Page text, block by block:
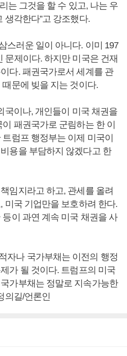
는 그것을 할 수 있고, 나는 우
생각한다”고 강조했다.
스러운 일이 아니다. 이미 197
문제이다. 하지만 미국은 건재
다. 패권국가로서 세계를 관
문에 빚을 지는 것이다.
국이나, 개인들이 미국 채권을
패권국가로 군림하는 한 이
럼프 행정부는 이제 미국이
용을 부담하지 않겠다고 한
임지라고 하고, 관세를 올려
미국 기업만을 보호하려 한다.
이 과연 계속 미국 채권을 사
자나 국가부채는 이전의 행정
가 될 것이다. 트럼프의 미국
가부채는 정말로 지속가능한
의길/언론인